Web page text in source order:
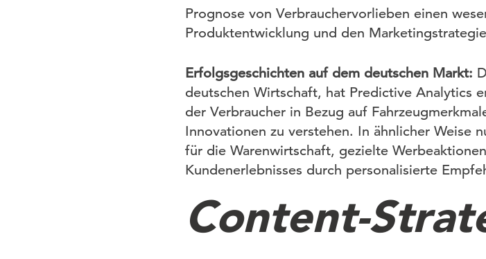
Prognose von Verbrauchervorlieben einen
Produktentwicklung und den
Erfolgsgeschichten auf dem deutschen Markt:
deutschen Wirtschaft, hat Predictive Analytics
der Verbraucher in Bezug auf
Innovationen zu verstehen. In ähnlicher Weise
für die Warenwirtschaft, gezielte
Kundenerlebnisses durch personalisierte
Content-